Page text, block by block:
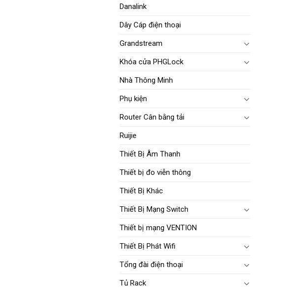
Danalink
Dây Cáp điện thoại
Grandstream
Khóa cửa PHGLock
Nhà Thông Minh
Phụ kiện
Router Cân bằng tải
Ruijie
Thiết Bị Âm Thanh
Thiết bị đo viễn thông
Thiết Bị Khác
Thiết Bị Mạng Switch
Thiết bị mạng VENTION
Thiết Bị Phát Wifi
Tổng đài điện thoại
Tủ Rack